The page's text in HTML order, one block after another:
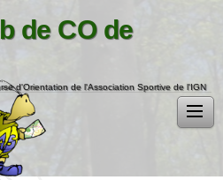
de CO de
d'Orientation de l'Association Sportive de l'IGN